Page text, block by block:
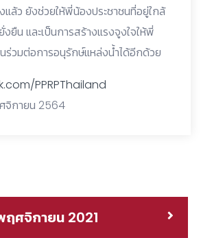
แล้ว ยังช่วยให้พี่น้องประชาชนที่อยู่ใกล้
ยืน และเป็นการสร้างแรงจูงใจให้พี่
ร่วมต่อการอนุรักษ์แหล่งน้ำได้อีกด้วย
PPRPThailand
จิกายน 2564
ฤศจิกายน 2021